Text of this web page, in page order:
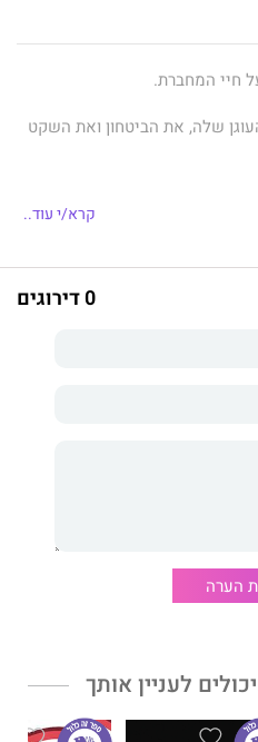
חיי המחברת.
שלה, את הביטחון ואת השקט
באופן פתאומי, ודסי ניצבת
סיפורה האישי נע על פני השנים,
לאורחות חיים, לאירועים
טכנולוגיים מהפכניים.
מתוך נגיעה אנושית, מפוקחת
קרא/י עוד..
0 דירוגים
הערה
לעניין אותך